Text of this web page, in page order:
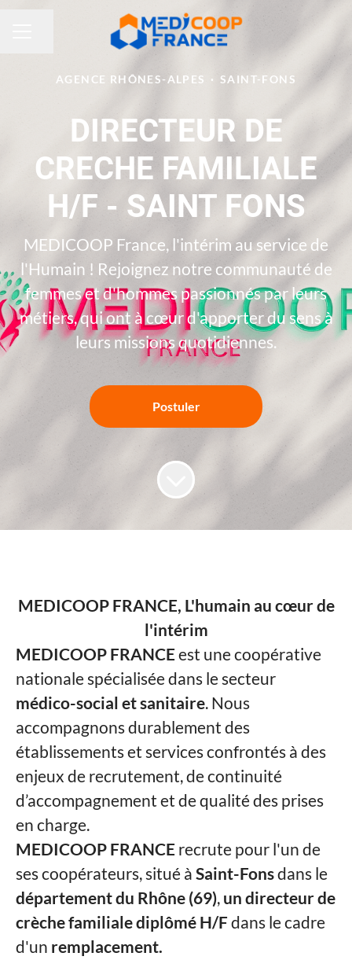
Partager la page
AGENCE RHÔNES-ALPES · SAINT-FONS
DIRECTEUR DE
CRECHE FAMILIALE
H/F - SAINT FONS
MEDICOOP France, l'intérim au service de
l'Humain ! Rejoignez notre communauté de
femmes et d'hommes passionnés par leurs
métiers, qui ont à cœur d'apporter du sens à
leurs missions quotidiennes.
Postuler
MEDICOOP FRANCE, L'humain au cœur de
l'intérim
MEDICOOP FRANCEest une coopérative
nationale spécialisée dans le secteur
médico-social et sanitaire. Nous
accompagnons durablement des
établissements et services confrontés à des
enjeux de recrutement, de continuité
d’accompagnement et de qualité des prises
en charge.
MEDICOOP FRANCE recrute pour l'un de
ses coopérateurs, situé à Saint-Fonsdans le
département du Rhône (69), un directeur de
crèche familiale diplômé H/Fdans le cadre
d'un remplacement.